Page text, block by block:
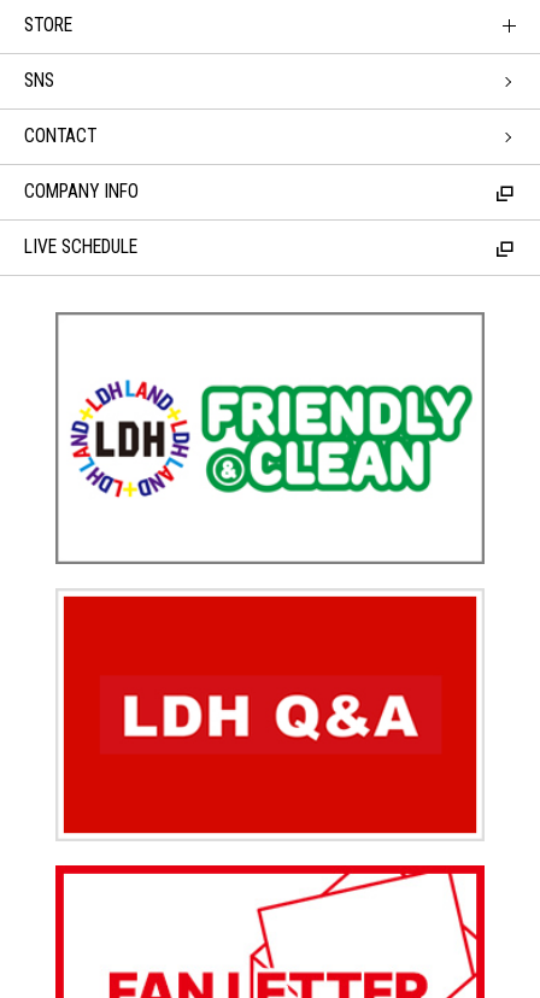
STORE
SNS
CONTACT
COMPANY INFO
LIVE SCHEDULE